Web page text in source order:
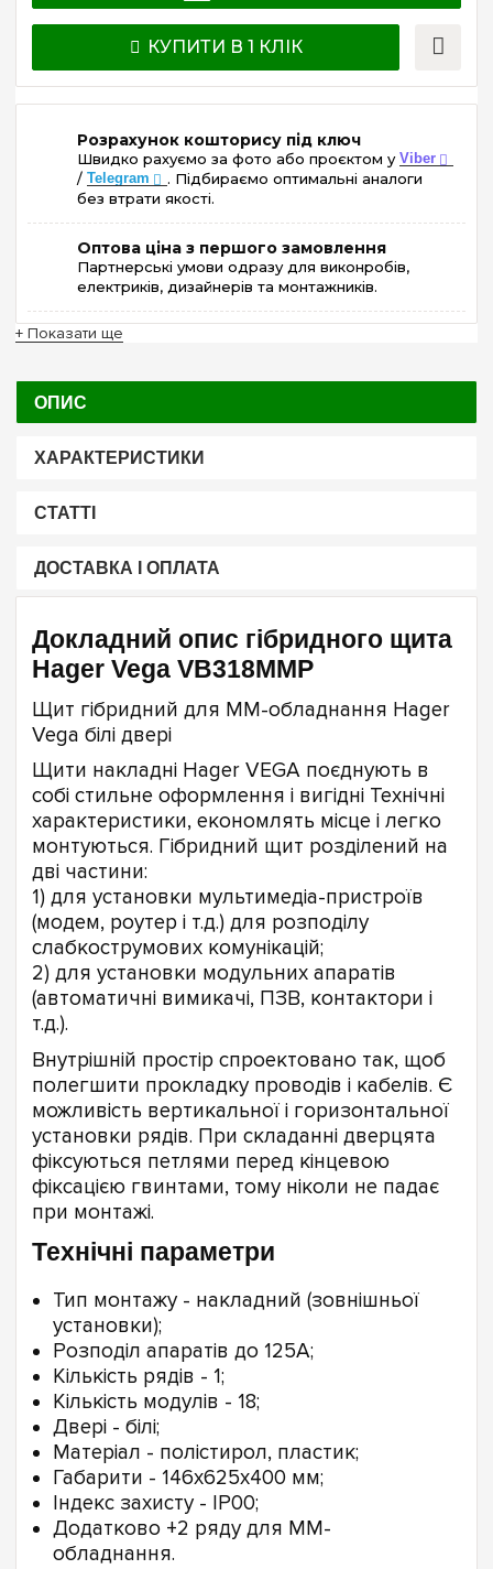
КУПИТИ В 1 КЛІК
Розрахунок кошторису під ключ
Швидко рахуємо за фото або проєктом у Viber
/ Telegram
. Підбираємо оптимальні аналоги
без втрати якості.
Оптова ціна з першого замовлення
Партнерські умови одразу для виконробів,
електриків, дизайнерів та монтажників.
+ Показати ще
ОПИС
ХАРАКТЕРИСТИКИ
СТАТТІ
ДОСТАВКА І ОПЛАТА
Докладний опис гібридного щита
Hager Vega VB318MMP
Щит гібридний для ММ-обладнання Hager
Vega білі двері
Щити накладні Hager VEGA поєднують в
собі стильне оформлення і вигідні Технічні
характеристики, економлять місце і легко
монтуються. Гібридний щит розділений на
дві частини:
1) для установки мультимедіа-пристроїв
(модем, роутер і т.д.) для розподілу
слабкострумових комунікацій;
2) для установки модульних апаратів
(автоматичні вимикачі, ПЗВ, контактори і
т.д.).
Внутрішній простір спроектовано так, щоб
полегшити прокладку проводів і кабелів. Є
можливість вертикальної і горизонтальної
установки рядів. При складанні дверцята
фіксуються петлями перед кінцевою
фіксацією гвинтами, тому ніколи не падає
при монтажі.
Технічні параметри
Тип монтажу - накладний (зовнішньої
установки);
Розподіл апаратів до 125А;
Кількість рядів - 1;
Кількість модулів - 18;
Двері - білі;
Матеріал - полістирол, пластик;
Габарити - 146х625х400 мм;
Індекс захисту - IP00;
Додатково +2 ряду для MМ-
обладнання.